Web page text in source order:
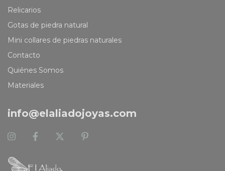
Relicarios
Gotas de piedra natural
Mini collares de piedras naturales
Contacto
Quiénes Somos
Materiales
info@elaliadojoyas.com